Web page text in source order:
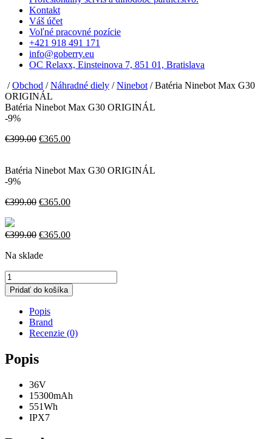
Kontakt
Váš účet
Voľné pracovné pozície
+421 918 491 171
info@goberry.eu
OC Relaxx, Einsteinova 7, 851 01, Bratislava
/Obchod /Náhradné diely /Ninebot / Batéria Ninebot Max G30
ORIGINÁL
Batéria Ninebot Max G30 ORIGINÁL
-9%
€399.00 Pôvodná
€399.00.
€365.00Aktuálna
€365.00.
Batéria Ninebot Max G30 ORIGINÁL
-9%
€399.00 Pôvodná
€399.00.
€365.00Aktuálna
€365.00.
€399.00 Pôvodná
bola:
€365.00Aktuálna
Na sklade
množstvo
Batéria
Ninebot
Max
G30
ORIGINÁL
Pridať do košíka
Popis
Brand
Recenzie (0)
Popis
36V
15300mAh
551Wh
IPX7